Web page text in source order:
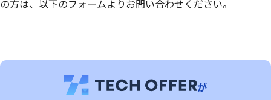
の方は、以下のフォームよりお問い合わせください。
が